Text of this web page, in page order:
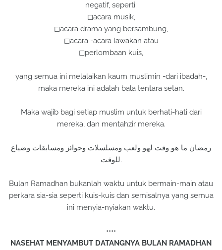
negatif, seperti:
◻acara musik,
◻acara drama yang bersambung,
◻acara -acara lawakan atau
◻perlombaan kuis,
yang semua ini melalaikan kaum muslimin -dari ibadah-,
maka mereka ini adalah bala tentara setan.
Maka wajib bagi setiap muslim untuk berhati-hati dari
mereka, dan mentahzir mereka.
رمضان ما هو وقت لهو ولعب ومسلسلات وجوائز ومسابقات وضياع
للوقت.
Bulan Ramadhan bukanlah waktu untuk bermain-main atau
perkara sia-sia seperti kuis-kuis dan semisalnya yang semua
ini menyia-nyiakan waktu.
••••
NASEHAT MENYAMBUT DATANGNYA BULAN RAMADHAN